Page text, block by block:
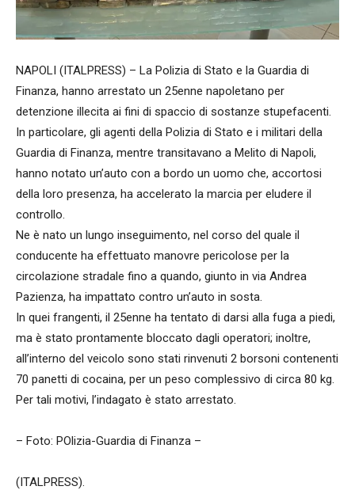
NAPOLI (ITALPRESS) – La Polizia di Stato e la Guardia di
Finanza, hanno arrestato un 25enne napoletano per
detenzione illecita ai fini di spaccio di sostanze stupefacenti.
In particolare, gli agenti della Polizia di Stato e i militari della
Guardia di Finanza, mentre transitavano a Melito di Napoli,
hanno notato un’auto con a bordo un uomo che, accortosi
della loro presenza, ha accelerato la marcia per eludere il
controllo.
Ne è nato un lungo inseguimento, nel corso del quale il
conducente ha effettuato manovre pericolose per la
circolazione stradale fino a quando, giunto in via Andrea
Pazienza, ha impattato contro un’auto in sosta.
In quei frangenti, il 25enne ha tentato di darsi alla fuga a piedi,
ma è stato prontamente bloccato dagli operatori; inoltre,
all’interno del veicolo sono stati rinvenuti 2 borsoni contenenti
70 panetti di cocaina, per un peso complessivo di circa 80 kg.
Per tali motivi, l’indagato è stato arrestato.
– Foto: POlizia-Guardia di Finanza –
(ITALPRESS).